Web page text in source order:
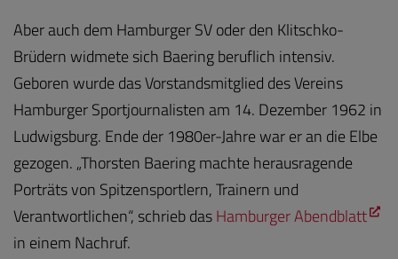
Aber auch dem Hamburger SV oder den Klitschko-
Brüdern widmete sich Baering beruflich intensiv.
Geboren wurde das Vorstandsmitglied des Vereins
Hamburger Sportjournalisten am 14. Dezember 1962 in
Ludwigsburg. Ende der 1980er-Jahre war er an die Elbe
gezogen. „Thorsten Baering machte herausragende
Porträts von Spitzensportlern, Trainern und
Verantwortlichen“, schrieb dasHamburger Abendblatt
in einem Nachruf.